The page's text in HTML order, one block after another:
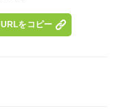
URLをコピー